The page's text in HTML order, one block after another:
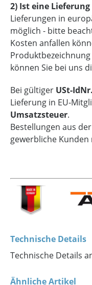
2) Ist eine
Lieferungen in
möglich - bitte
Kosten anfallen
können Sie bei uns
Bei gültiger USt-IdNr.
Lieferung in EU-
Umsatzsteuer.
Bestellungen aus
gewerbliche Kunden
Technische Details
Technische Details
Ähnliche Artikel